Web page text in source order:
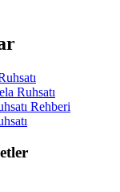
Ruhsatı
Rehberi